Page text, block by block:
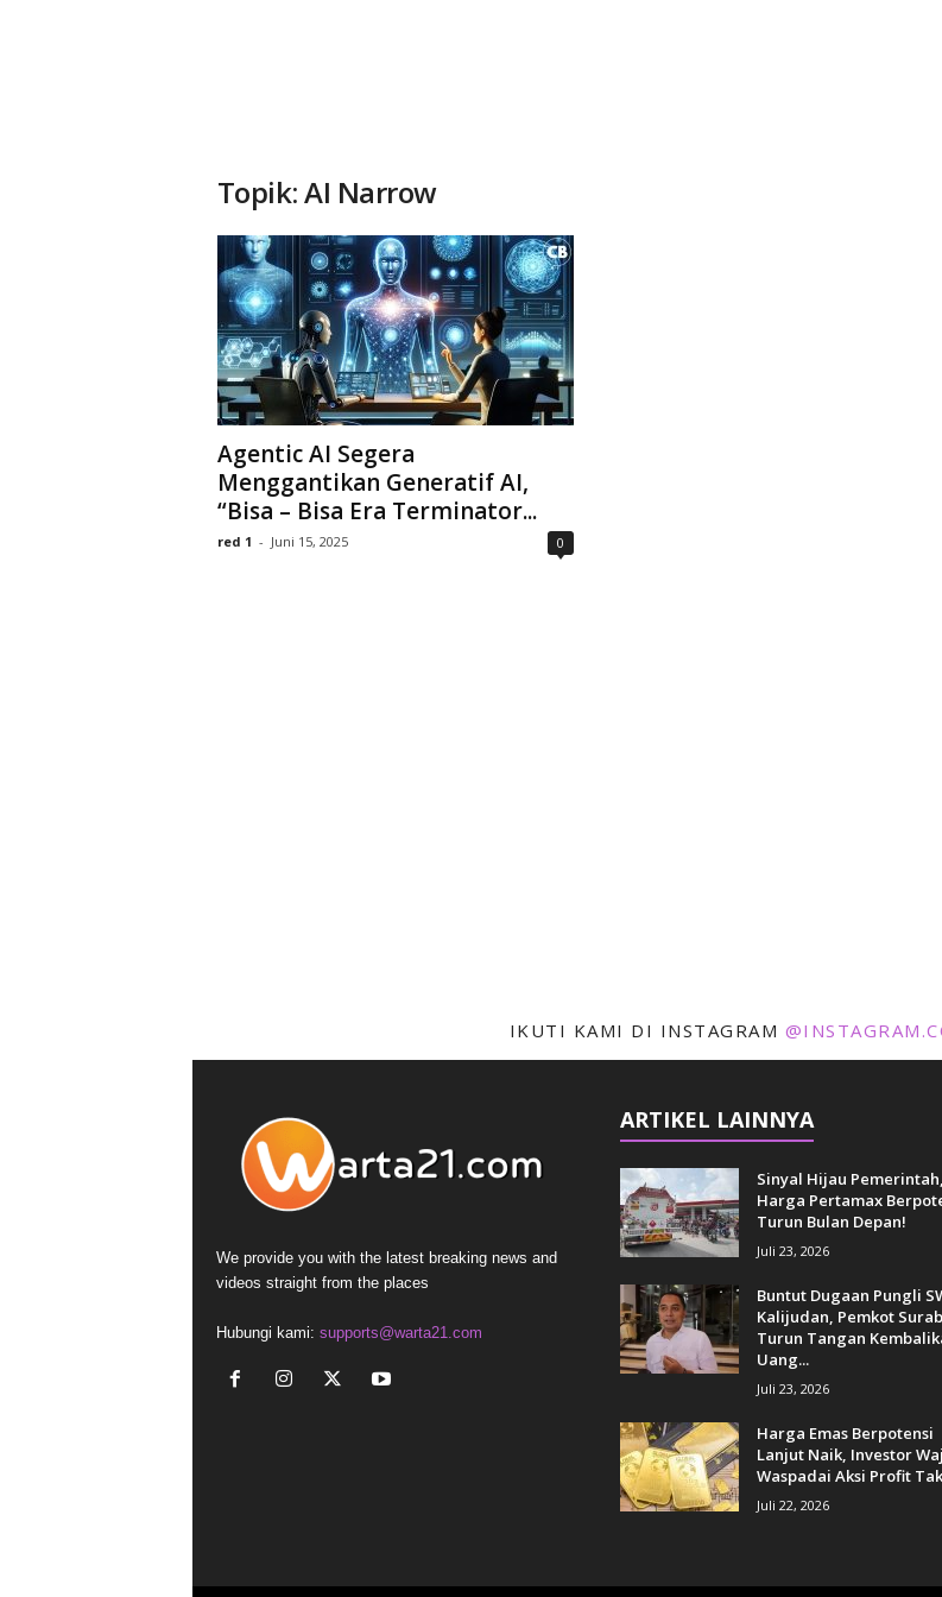
Topik: AI Narrow
Agentic AI Segera
Menggantikan Generatif AI,
“Bisa – Bisa Era Terminator...
red 1 - Juni 15, 2025 0
IKUTI KAMI DI INSTAGRAM
We provide you with the latest breaking news and
videos straight from the places
Hubungi kami: supports@warta21.com
ARTIKEL LAINNYA
Sinyal Hijau Pemerintah,
Harga Pertamax
Turun Bulan Depan!
Juli 23, 2026
Buntut Dugaan Pungli
Kalijudan, Pemkot
Turun Tangan
Uang...
Juli 23, 2026
Harga Emas Berpotensi
Lanjut Naik, Investor
Waspadai Aksi Profit
Juli 22, 2026